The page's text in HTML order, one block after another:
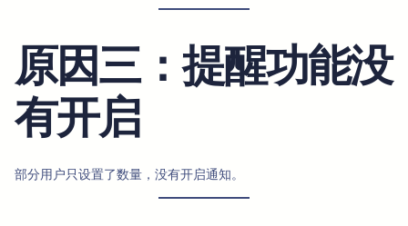
原因三：提醒功能没
有开启
部分用户只设置了数量，没有开启通知。